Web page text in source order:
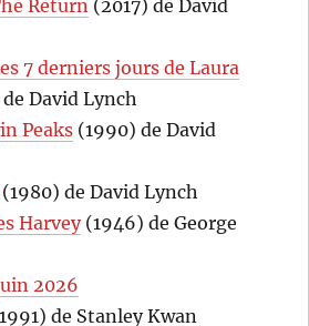
Return (2017) de David
7 derniers jours de Laura
David Lynch
Peaks (1990) de David
(1980) de David Lynch
Harvey(1946) de George
2026
de Stanley Kwan